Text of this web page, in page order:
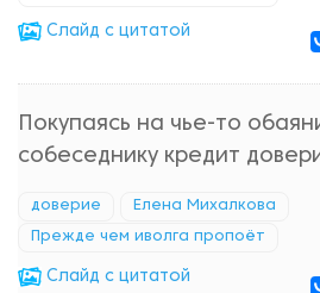
Cлайд с цитатой
Покупаясь на чье-то
собеседнику кредит
доверие Елена Михалкова
Прежде чем иволга пропоёт
Cлайд с цитатой